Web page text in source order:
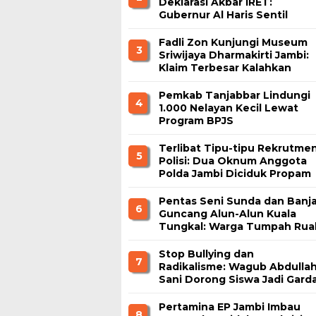
Gubernur Al Haris Sentil
Radikalisme
3
Fadli Zon Kunjungi Museum
Sriwijaya Dharmakirti Jambi:
Klaim Terbesar Kalahkan
4
Pemkab Tanjabbar Lindungi
1.000 Nelayan Kecil Lewat
Program BPJS
5
Terlibat Tipu-tipu
Polisi: Dua Oknum Anggota
Polda Jambi Diciduk Propam
6
Pentas Seni Sunda dan
Guncang Alun-Alun Kuala
Tungkal: Warga Tumpah
7
Stop Bullying dan
Radikalisme: Wagub Abdullah
Sani Dorong Siswa Jadi
Pertamina EP Jambi Imbau